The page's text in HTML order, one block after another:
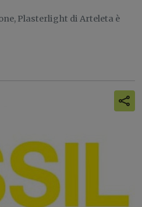
Plasterlight di Arteleta è